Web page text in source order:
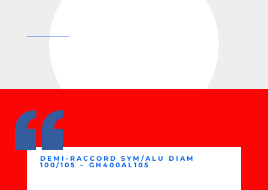
DEMI-RACCORD SYM/ALU DIAM
100/105 – GH400AL105